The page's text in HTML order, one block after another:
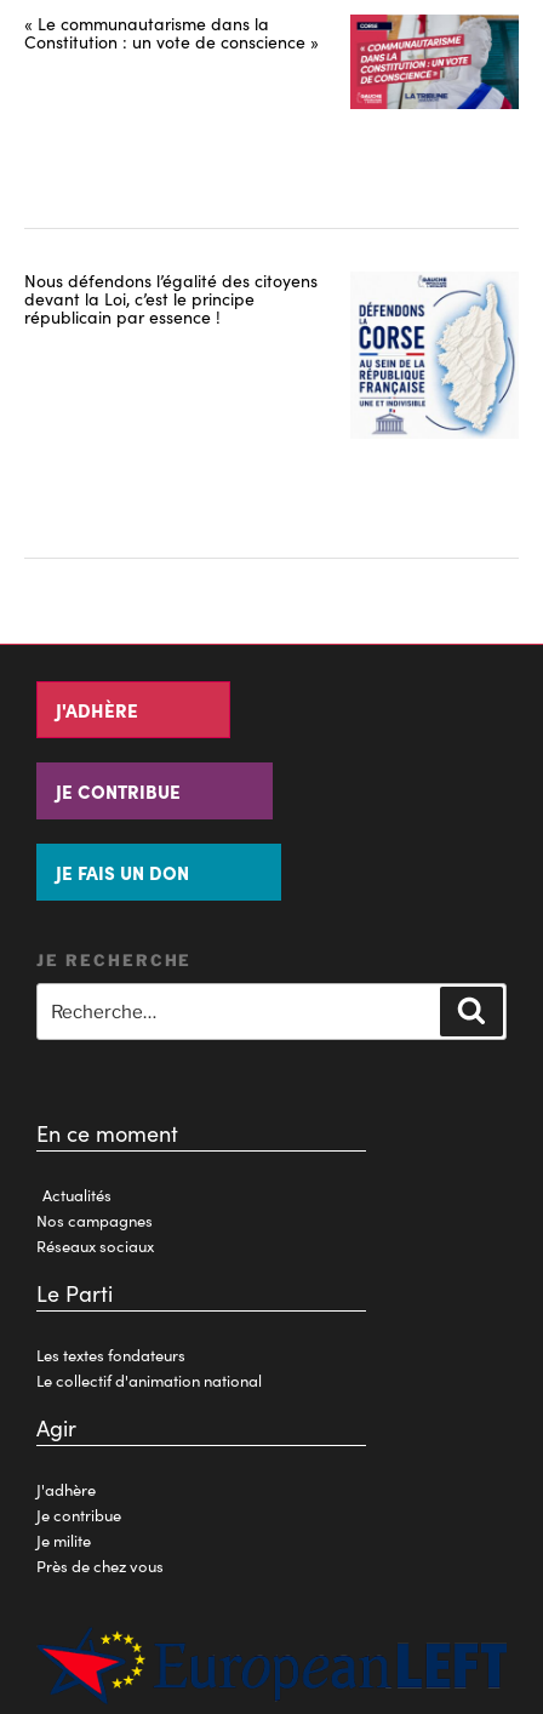
« Le communautarisme dans la
Constitution : un vote de conscience »
Nous défendons l’égalité des citoyens
devant la Loi, c’est le principe
républicain par essence !
J'ADHÈRE
JE CONTRIBUE
JE FAIS UN DON
JE RECHERCHE
En ce moment
Actualités
Nos campagnes
Réseaux sociaux
Le Parti
Les textes fondateurs
Le collectif d'animation national
Agir
J'adhère
Je contribue
Je milite
Près de chez vous